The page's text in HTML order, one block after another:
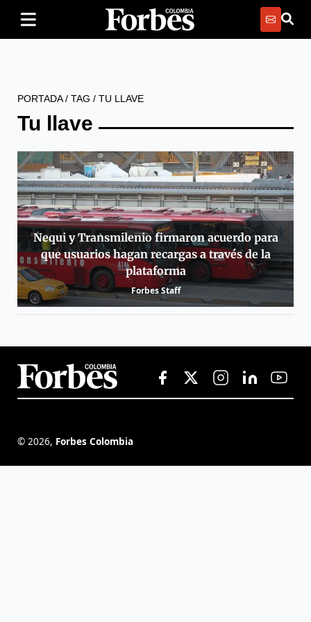
PORTADA/ TAG / TU LLAVE
Tu llave
Nequi y Transmilenio firmaron acuerdo para
que usuarios hagan recargas a través de la
plataforma
Forbes Staff
© 2026, Forbes Colombia